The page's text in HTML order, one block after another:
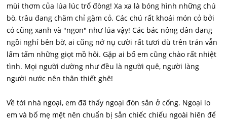
mùi thơm của lúa lúc trổ đòng! Xa xa là bóng hình những chú
bò, trâu đang chăm chỉ gặm cỏ. Các chú rất khoái món cỏ bởi
cỏ cũng xanh và "ngon" như lúa vậy! Các bác nông dân đang
ngồi nghỉ bên bờ, ai cũng nở nụ cười rất tươi dù trên trán vẫn
lấm tấm những giọt mồ hôi. Gặp ai bố em cũng chào rất nhiệt
tình. Mọi người dường như đều là người quê, người làng
người nước nên thân thiết ghê!
Về tới nhà ngoại, em đã thấy ngoại đón sẵn ở cổng. Ngoại lo
em và bố mẹ mệt nên chuẩn bị sẵn chiếc chiếu ngoài hiên để